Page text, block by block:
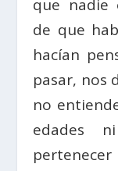
que nadie
de que
hacían
pasar, nos
no
edades